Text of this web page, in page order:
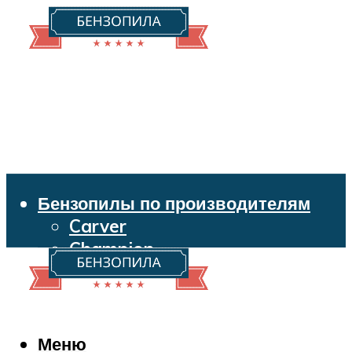
Бензопилы по производителям
Carver
Champion
Echo
Husqvarna
Makita
Меню